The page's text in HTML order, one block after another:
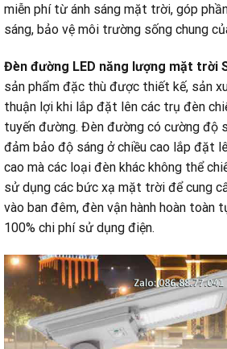
miễn phí từ ánh sáng mặt trời, góp
sáng, bảo vệ môi trường sống chung
Đèn đường LED năng lượng mặt trời
sản phẩm đặc thù được thiết kế, sản
thuận lợi khi lắp đặt lên các trụ đèn
tuyến đường. Đèn đường có cường độ
đảm bảo độ sáng ở chiều cao lắp đặt
cao mà các loại đèn khác không thể
sử dụng các bức xạ mặt trời để cung
vào ban đêm, đèn vận hành hoàn toàn
100% chi phí sử dụng điện.